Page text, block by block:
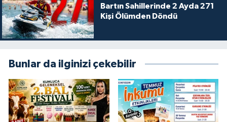
Bartın Sahillerinde 2 Ayda 271
Kişi Ölümden Döndü
Bunlar da ilginizi çekebilir